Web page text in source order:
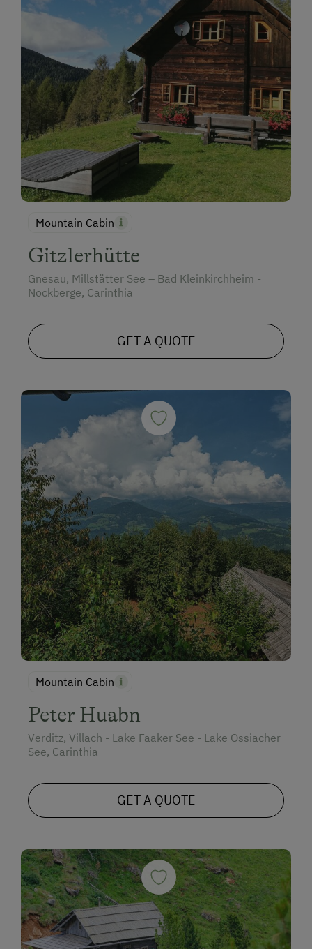
Mountain Cabin
Gitzlerhütte
Gnesau, Millstätter See – Bad Kleinkirchheim -
Nockberge, Carinthia
GET A QUOTE
Mountain Cabin
Peter Huabn
Verditz, Villach - Lake Faaker See - Lake Ossiacher
See, Carinthia
GET A QUOTE